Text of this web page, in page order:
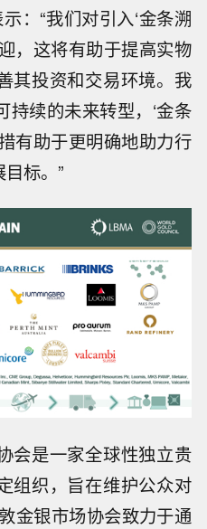
：“我们对引入‘金条溯
，这将有助于提高实物
其投资和交易环境。我
续的未来转型，‘金条
有助于更明确地助力行
标。”
会是一家全球性独立贵
组织，旨在维护公众对
金银市场协会致力于通